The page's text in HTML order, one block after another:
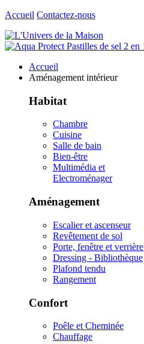
Accueil Contactez-nous
Accueil
Aménagement intérieur
Habitat
Chambre
Cuisine
Salle de bain
Bien-être
Multimédia et
Electroménager
Aménagement
Escalier et ascenseur
Revêtement de sol
Porte, fenêtre et verrière
Dressing - Bibliothèque
Plafond tendu
Rangement
Confort
Poêle et Cheminée
Chauffage